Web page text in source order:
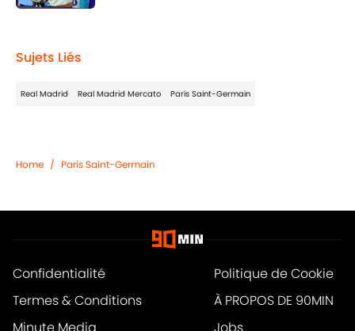
Published by on Invalid Date
Sujets Liés
Real Madrid Real Madrid Mercato Paris Saint-Germain
Home / Paris Saint-Germain
Confidentialité
Politique de Cookie
Termes & Conditions
À PROPOS DE 90MIN